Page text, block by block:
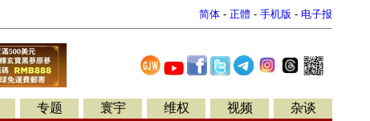
简体 - 正體 - 手机版 - 电子报
专题 寰宇 维权 视频 杂谈